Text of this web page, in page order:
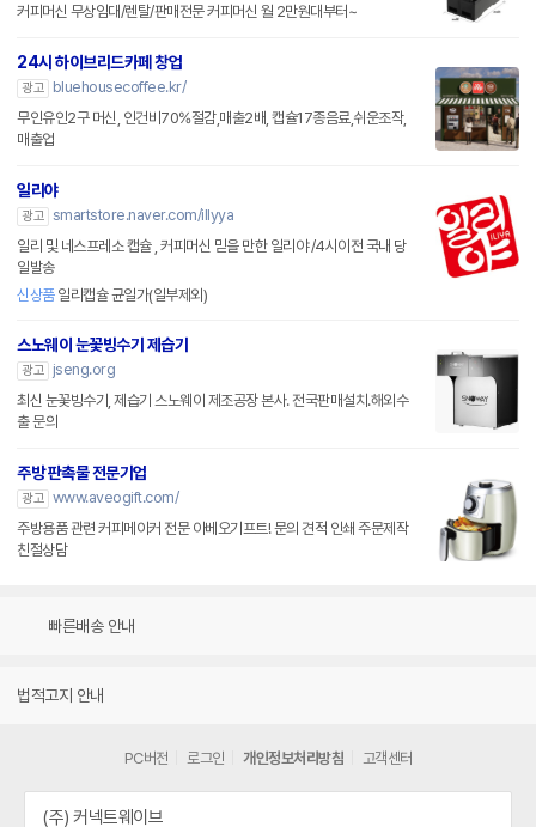
커피머신 무상임대/렌탈/판매전문 커피머신 월 2만원대부터~
24시 하이브리드카페 창업
광고
bluehousecoffee.kr/
무인유인2구 머신, 인건비70%절감,매출2배, 캡슐17종음료,쉬운조작,
매출업
일리야
광고 smartstore.naver.com/illyya
일리 및 네스프레소 캡슐 , 커피머신 믿을 만한 일리야 /4시이전 국내 당
일발송
신상품일리캡슐 균일가(일부제외)
스노웨이 눈꽃빙수기 제습기
광고
jseng.org
최신 눈꽃빙수기, 제습기 스노웨이 제조공장 본사. 전국판매설치.해외수
출 문의
주방 판촉물 전문기업
광고 www.aveogift.com/
주방용품 관련 커피메이커 전문 아베오기프트! 문의 견적 인쇄 주문제작
친절상담
빠른배송 안내
법적고지 안내
PC버전 로그인 개인정보처리방침 고객센터
(주) 커넥트웨이브